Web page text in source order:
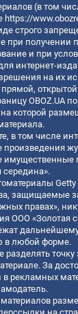
(в том
https://
строго
при получении
и при
интернет-
на их
OBOZ.UA
на которой
в том числе
защищаемые
правах»,
ООО «Золотая
в любой форме.
разделять точку
За
рекламных